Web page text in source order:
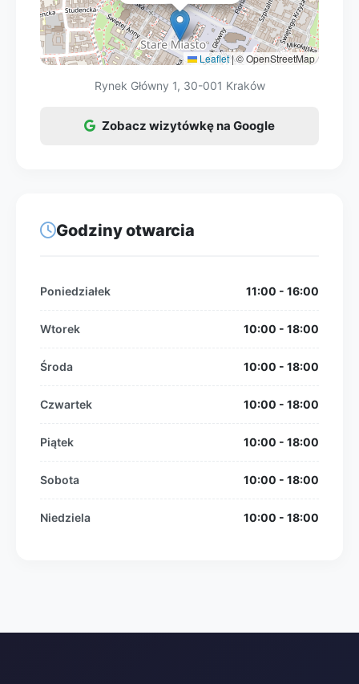
Leaflet|© OpenStreetMap
Rynek Główny 1, 30-001 Kraków
Zobacz wizytówkę na Google
Godziny otwarcia
Poniedziałek 11:00 - 16:00
Wtorek 10:00 - 18:00
Środa 10:00 - 18:00
Czwartek 10:00 - 18:00
Piątek 10:00 - 18:00
Sobota 10:00 - 18:00
Niedziela 10:00 - 18:00